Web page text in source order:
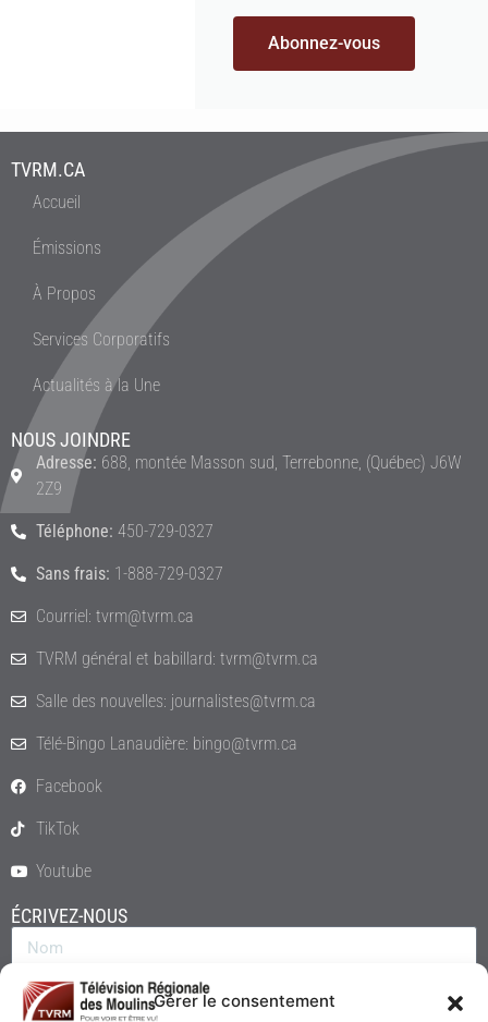
Gérer le consentement
Abonnez-vous
TVRM.CA
Accueil
Émissions
À Propos
Services Corporatifs
Actualités à la Une
NOUS JOINDRE
Adresse: 688, montée Masson sud, Terrebonne, (Québec) J6W
2Z9
Téléphone: 450-729-0327
Sans frais: 1-888-729-0327
Courriel: tvrm@tvrm.ca
TVRM général et babillard: tvrm@tvrm.ca
Salle des nouvelles: journalistes@tvrm.ca
Télé-Bingo Lanaudière: bingo@tvrm.ca
Facebook
TikTok
Youtube
ÉCRIVEZ-NOUS